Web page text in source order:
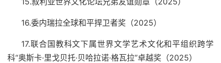
16.委内瑞拉全球和平捍卫者奖（2025）
17.联合国教科文下属世界文学艺术文化和平组织跨学
科“奥斯卡·里戈贝托·贝哈拉诺·格瓦拉”卓越奖（2025）